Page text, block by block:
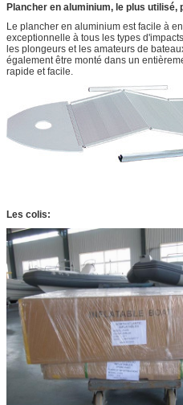
Plancher en aluminium, le plus utilisé,
Le plancher en aluminium est facile à
exceptionnelle à tous les types
les plongeurs et les amateurs de
également être monté dans un
rapide et facile.
Les colis: